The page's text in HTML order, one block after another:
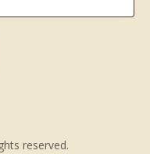
reserved.